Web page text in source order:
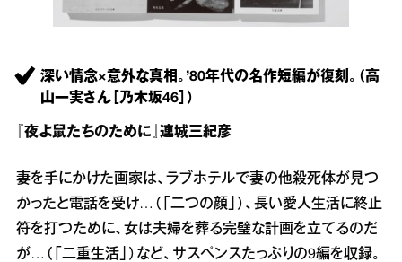
深い情念×意外な真相。’80年代の名作短編が復刻。（高
山一実さん［乃木坂46］）
『夜よ鼠たちのために』連城三紀彦
妻を手にかけた画家は、ラブホテルで妻の他殺死体が見つ
かったと電話を受け…（「二つの顔」）、長い愛人生活に終止
符を打つために、女は夫婦を葬る完璧な計画を立てるのだ
が…（「二重生活」）など、サスペンスたっぷりの9編を収録。